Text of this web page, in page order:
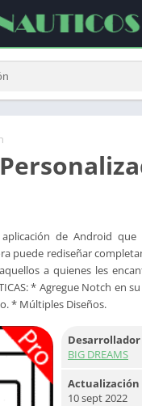
de Android que
puede rediseñar
a quienes les
* Agregue Notch en
* Múltiples Diseños.
Desarrollador
BIG DREAMS
Actualización
10 sept 2022